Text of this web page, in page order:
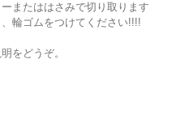
またははさみで切り取ります
輪ゴムをつけてください!!!!
をどうぞ。